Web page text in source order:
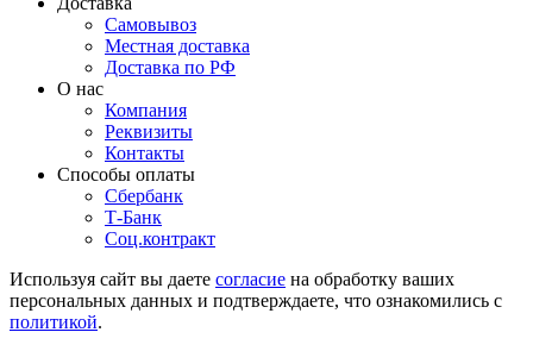
Самовывоз
Местная доставка
Доставка по РФ
О нас
Компания
Реквизиты
Контакты
Cпособы оплаты
Сбербанк
Т-Банк
Соц.контракт
Используя сайт вы даете согласие на обработку ваших
персональных данных и подтверждаете, что ознакомились с
политикой.